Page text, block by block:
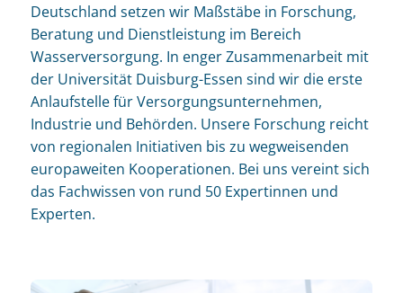
Deutschland setzen wir Maßstäbe in Forschung,
Beratung und Dienstleistung im Bereich
Wasserversorgung. In enger Zusammenarbeit mit
der Universität Duisburg-Essen sind wir die erste
Anlaufstelle für Versorgungsunternehmen,
Industrie und Behörden. Unsere Forschung reicht
von regionalen Initiativen bis zu wegweisenden
europaweiten Kooperationen. Bei uns vereint sich
das Fachwissen von rund 50 Expertinnen und
Experten.